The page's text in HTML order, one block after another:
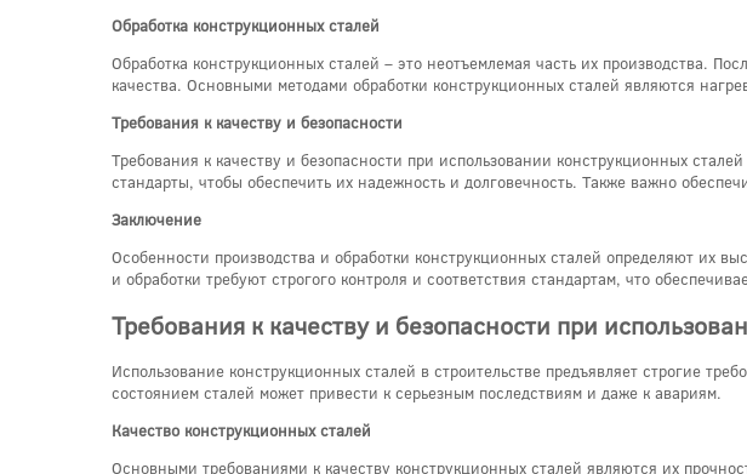
Обработка конструкционных сталей
Обработка конструкционных сталей – это неотъемлемая часть их производства.
качества. Основными методами обработки конструкционных сталей являются
Требования к качеству и безопасности
Требования к качеству и безопасности при использовании конструкционных
стандарты, чтобы обеспечить их надежность и долговечность. Также важно
Заключение
Особенности производства и обработки конструкционных сталей определяют их
и обработки требуют строгого контроля и соответствия стандартам, что
Требования к качеству и безопасности при
Использование конструкционных сталей в строительстве предъявляет строгие
состоянием сталей может привести к серьезным последствиям и даже к авариям.
Качество конструкционных сталей
Основными требованиями к качеству конструкционных сталей являются их